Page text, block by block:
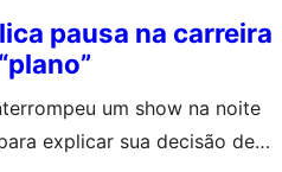
pausa na carreira
um show na noite
explicar sua decisão de